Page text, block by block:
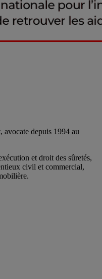
avocate depuis 1994 au
et droit des sûretés,
civil et commercial,